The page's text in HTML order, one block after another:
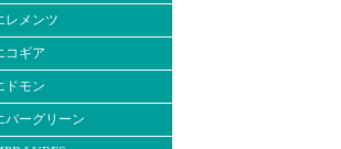
レメンツ
コギア
ドモン
バーグリーン